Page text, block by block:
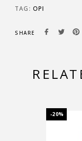
TAG: OPI
SHARE
-20%